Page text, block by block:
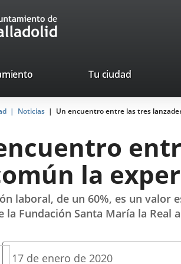
Tu ciudad
Noticias Un encuentro entre las tres
la
laboral, de un 60%, es un valor
la Fundación Santa María la Real
Facebook
Enlace
Fecha
17 de enero de 2020